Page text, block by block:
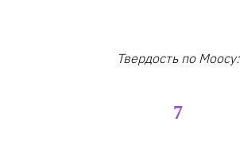
Твердость по Моосу:
7